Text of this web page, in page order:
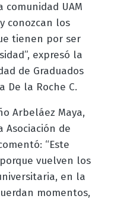
comunidad UAM
conozcan los
tienen por ser
expresó la
de Graduados
De la Roche C.
Arbeláez Maya,
Asociación de
“Este
vuelven los
en la
momentos,